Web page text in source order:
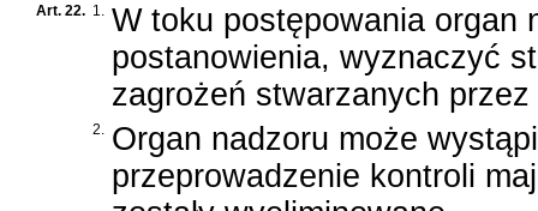
Art. 22. 1. W toku postępowania organ
postanowienia, wyznaczyć
zagrożeń stwarzanych
2. Organ nadzoru może
przeprowadzenie kontroli